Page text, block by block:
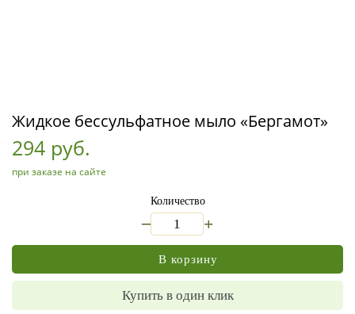
Жидкое бессульфатное мыло «Бергамот»
294 руб.
при заказе на сайте
Количество
+
В корзину
Купить в один клик